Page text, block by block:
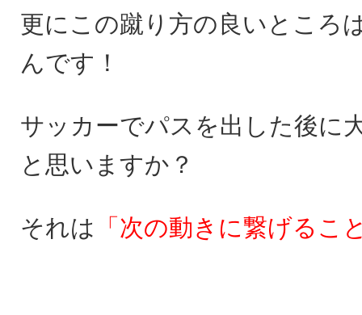
更にこの蹴り方の良いところ
んです！
サッカーでパスを出した後に
と思いますか？
それは 「次の動きに繋げるこ